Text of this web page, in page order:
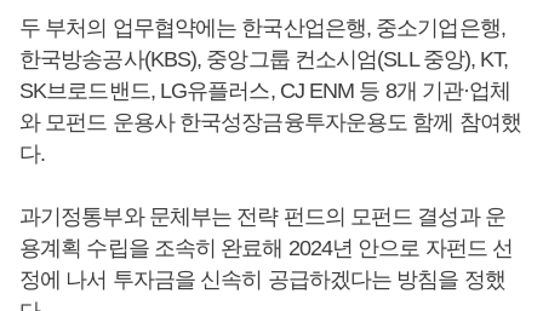
두 부처의 업무협약에는 한국산업은행, 중소기업은행,
한국방송공사(KBS), 중앙그룹 컨소시엄(SLL 중앙), KT,
SK브로드밴드, LG유플러스, CJ ENM 등 8개 기관·업체
와 모펀드 운용사 한국성장금융투자운용도 함께 참여했
다.
과기정통부와 문체부는 전략 펀드의 모펀드 결성과 운
용계획 수립을 조속히 완료해 2024년 안으로 자펀드 선
정에 나서 투자금을 신속히 공급하겠다는 방침을 정했